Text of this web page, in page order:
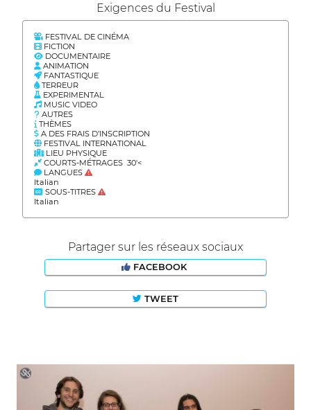
Exigences du Festival
FESTIVAL DE CINÉMA
FICTION
DOCUMENTAIRE
ANIMATION
FANTASTIQUE
TERREUR
EXPERIMENTAL
MUSIC VIDEO
AUTRES
THÈMES
A DES FRAIS D’INSCRIPTION
FESTIVAL INTERNATIONAL
LIEU PHYSIQUE
COURTS-MÉTRAGES 30'<
LANGUES
Italian
SOUS-TITRES
Italian
Partager sur les réseaux sociaux
FACEBOOK
TWEET